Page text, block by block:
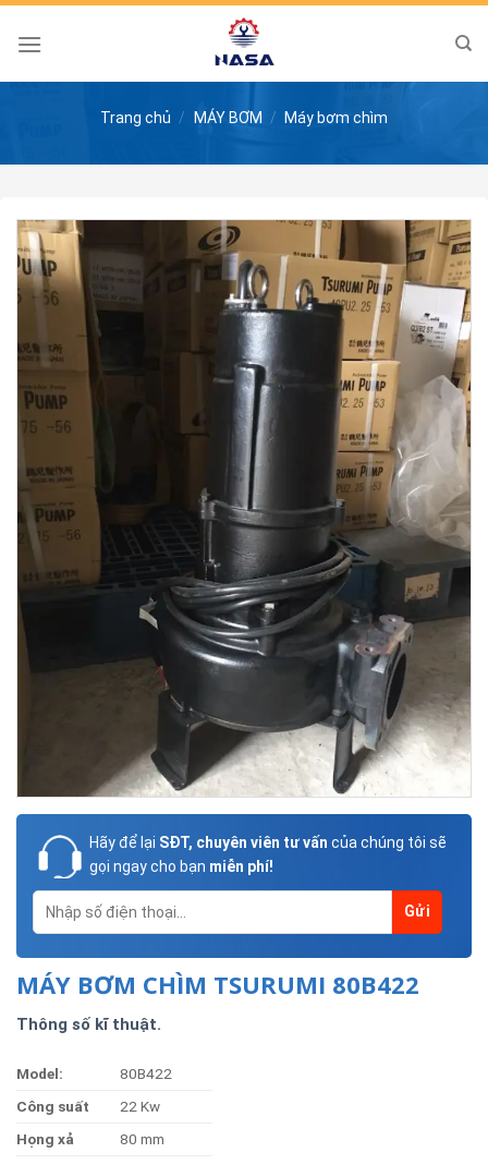
Skip
Trang chủ / MÁY BƠM / Máy bơm chìm
Hãy để lại SĐT, chuyên viên tư vấn của chúng tôi sẽ
gọi ngay cho bạn miễn phí!
MÁY BƠM CHÌM TSURUMI 80B422
Thông số kĩ thuật.
Model:
80B422
Công suất
22 Kw
Họng xả
80 mm